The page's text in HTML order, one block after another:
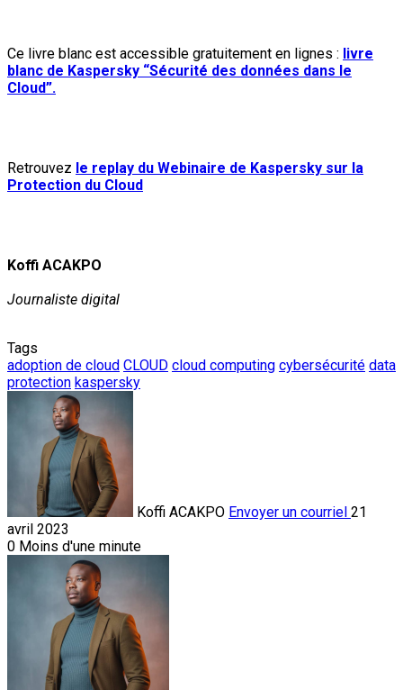
Ce livre blanc est accessible gratuitement en lignes : livre
blanc de Kaspersky “Sécurité des données dans le
Cloud”.
Retrouvez le replay du Webinaire de Kaspersky sur la
Protection du Cloud
Koffi ACAKPO
Journaliste digital
Tags
adoption de cloud CLOUD cloud computing cybersécurité data
protection kaspersky
Koffi ACAKPO Envoyer un courriel 21
avril 2023
0 Moins d'une minute